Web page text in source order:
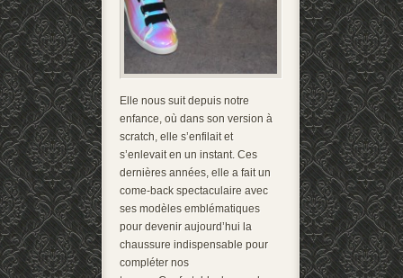
Elle nous suit depuis notre
enfance, où dans son version à
scratch, elle s’enfilait et
s’enlevait en un instant. Ces
dernières années, elle a fait un
come-back spectaculaire avec
ses modèles emblématiques
pour devenir aujourd’hui la
chaussure indispensable pour
compléter nos